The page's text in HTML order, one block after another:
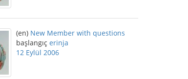
(en) New Member with questions
başlangıç erinja
12 Eylül 2006